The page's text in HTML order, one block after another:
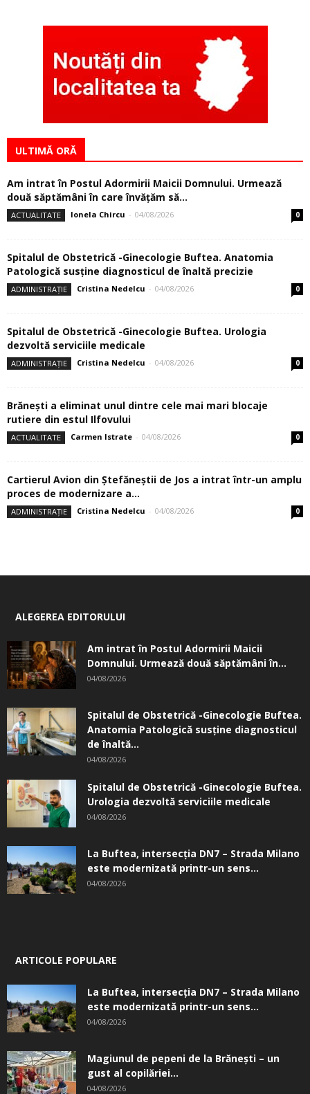
ULTIMĂ ORĂ
Am intrat în Postul Adormirii Maicii Domnului. Urmează
două săptămâni în care învăţăm să...
ACTUALITATE Ionela Chircu - 04/08/2026 0
Spitalul de Obstetrică -Ginecologie Buftea. Anatomia
Patologică susţine diagnosticul de înaltă precizie
ADMINISTRAȚIE Cristina Nedelcu - 04/08/2026 0
Spitalul de Obstetrică -Ginecologie Buftea. Urologia
dezvoltă serviciile medicale
ADMINISTRAȚIE Cristina Nedelcu - 04/08/2026 0
Brănești a eliminat unul dintre cele mai mari blocaje
rutiere din estul Ilfovului
ACTUALITATE Carmen Istrate - 04/08/2026 0
Cartierul Avion din Ştefăneştii de Jos a intrat într-un amplu
proces de modernizare a...
ADMINISTRAȚIE Cristina Nedelcu - 04/08/2026 0
ALEGEREA EDITORULUI
Am intrat în Postul Adormirii Maicii
Domnului. Urmează două săptămâni în...
04/08/2026
Spitalul de Obstetrică -Ginecologie Buftea.
Anatomia Patologică susţine diagnosticul
de înaltă...
04/08/2026
Spitalul de Obstetrică -Ginecologie Buftea.
Urologia dezvoltă serviciile medicale
04/08/2026
La Buftea, intersecţia DN7 – Strada Milano
este modernizată printr-un sens...
04/08/2026
ARTICOLE POPULARE
La Buftea, intersecţia DN7 – Strada Milano
este modernizată printr-un sens...
04/08/2026
Magiunul de pepeni de la Brăneşti – un
gust al copilăriei...
04/08/2026